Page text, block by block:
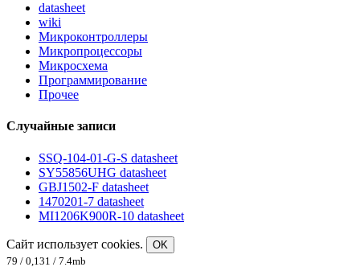
datasheet
wiki
Микроконтроллеры
Микропроцессоры
Микросхема
Программирование
Прочее
Случайные записи
SSQ-104-01-G-S datasheet
SY55856UHG datasheet
GBJ1502-F datasheet
1470201-7 datasheet
MI1206K900R-10 datasheet
Сайт использует cookies.
OK
79 / 0,131 / 7.4mb